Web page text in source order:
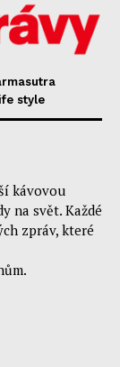
style
kávovou
na svět. Každé
zpráv, které